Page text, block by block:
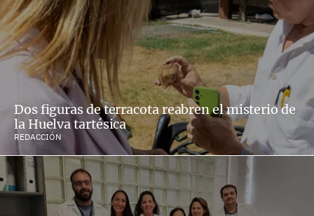
Dos figuras de terracota reabren el misterio de
la Huelva tartésica
REDACCIÓN